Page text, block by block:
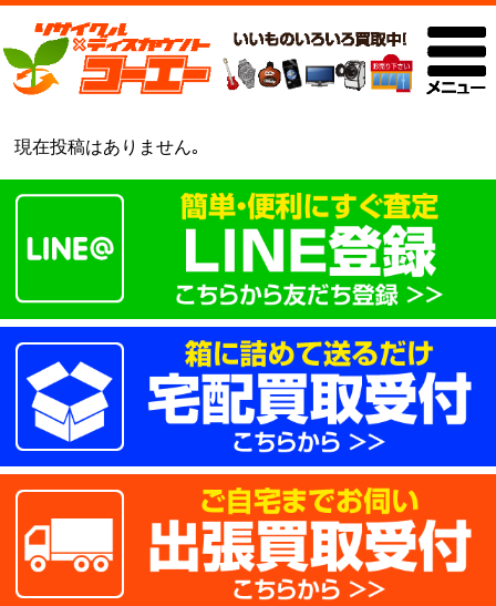
現在投稿はありません｡